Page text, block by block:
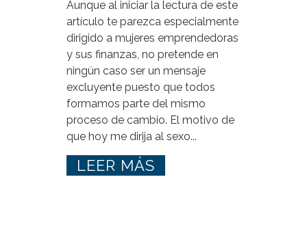
Aunque al iniciar la lectura de este
artículo te parezca especialmente
dirigido a mujeres emprendedoras
y sus finanzas, no pretende en
ningún caso ser un mensaje
excluyente puesto que todos
formamos parte del mismo
proceso de cambio. El motivo de
que hoy me dirija al sexo...
LEER MÁS